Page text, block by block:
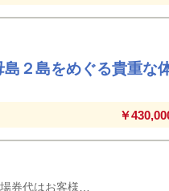
２島をめぐる貴重な
￥